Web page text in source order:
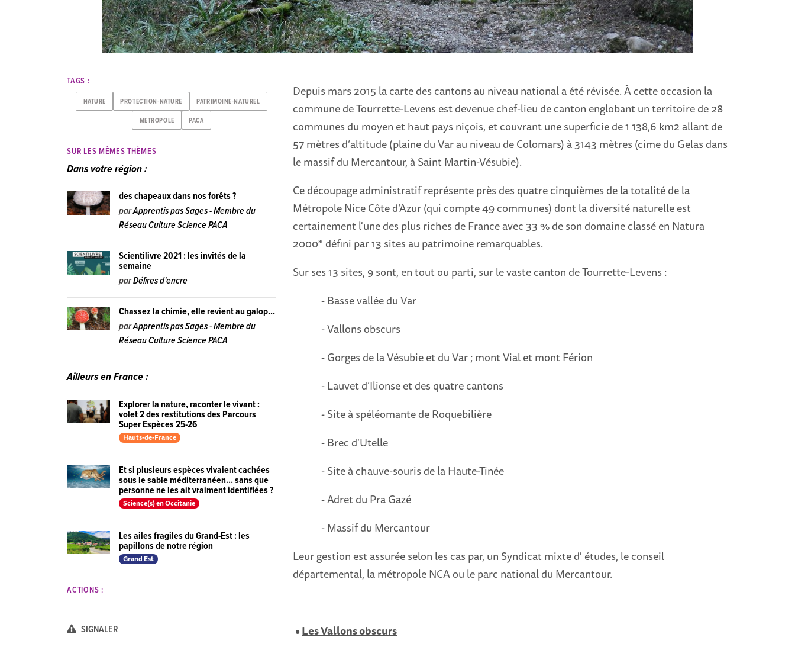
Depuis mars 2015 la carte des cantons au niveau national a été révisée. À cette occasion la
commune de Tourrette-Levens est devenue chef-lieu de canton englobant un territoire de 28
communes du moyen et haut pays niçois, et couvrant une superficie de 1 138,6 km2 allant de
57 mètres d’altitude (plaine du Var au niveau de Colomars) à 3143 mètres (cime du Gelas dans
le massif du Mercantour, à Saint Martin-Vésubie).
Ce découpage administratif représente près des quatre cinquièmes de la totalité de la
Métropole Nice Côte d’Azur (qui compte 49 communes) dont la diversité naturelle est
certainement l'une des plus riches de France avec 33 % de son domaine classé en Natura
2000* défini par 13 sites au patrimoine remarquables.
Sur ses 13 sites, 9 sont, en tout ou parti, sur le vaste canton de Tourrette-Levens :
- Basse vallée du Var
- Vallons obscurs
- Gorges de la Vésubie et du Var ; mont Vial et mont Férion
- Lauvet d’Ilionse et des quatre cantons
- Site à spéléomante de Roquebilière
- Brec d'Utelle
- Site à chauve-souris de la Haute-Tinée
- Adret du Pra Gazé
- Massif du Mercantour
Leur gestion est assurée selon les cas par, un Syndicat mixte d' études, le conseil
départemental, la métropole NCA ou le parc national du Mercantour.
•Les Vallons obscurs
TAGS :
NATURE PROTECTION-NATURE PATRIMOINE-NATUREL
METROPOLE PACA
SUR LES MÊMES THÈMES
Dans votre région :
des chapeaux dans nos forêts ?
parApprentis pas Sages - Membre du
Réseau Culture Science PACA
Scientilivre 2021 : les invités de la
semaine
parDélires d'encre
Chassez la chimie, elle revient au galop…
parApprentis pas Sages - Membre du
Réseau Culture Science PACA
Ailleurs en France :
Explorer la nature, raconter le vivant :
volet 2 des restitutions des Parcours
Super Espèces 25-26
Hauts-de-France
Et si plusieurs espèces vivaient cachées
sous le sable méditerranéen… sans que
personne ne les ait vraiment identifiées ?
Science(s) en Occitanie
Les ailes fragiles du Grand-Est : les
papillons de notre région
Grand Est
ACTIONS :
SIGNALER